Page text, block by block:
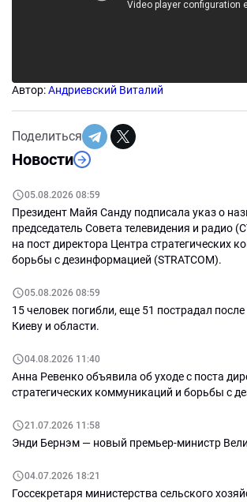
Новости
05.08.2026 08:59
Президент Майя Санду подписала указ о
председатель Совета телевидения и радио
на пост директора Центра стратегических
борьбы с дезинформацией (STRATCOM).
05.08.2026 08:59
15 человек погибли, еще 51 пострадал
Киеву и области.
04.08.2026 11:40
Анна Ревенко объявила об уходе с поста
стратегических коммуникаций и борьбы с
21.07.2026 11:58
Энди Бернэм — новый премьер-министр
04.07.2026 18:21
Госсекретаря министерства сельского
Автор:Андриевский Виталий
Поделиться